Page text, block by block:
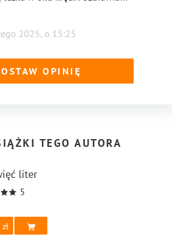
2025, o 15:25
OPINIĘ
TEGO AUTORA
liter
5